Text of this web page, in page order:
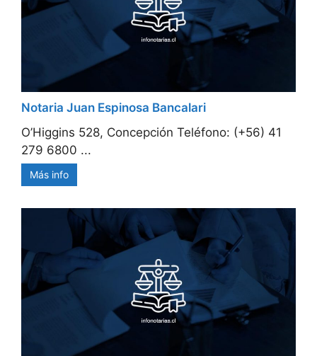
Notaria Juan Espinosa Bancalari
O’Higgins 528, Concepción Teléfono: (+56) 41
279 6800 ...
Más info